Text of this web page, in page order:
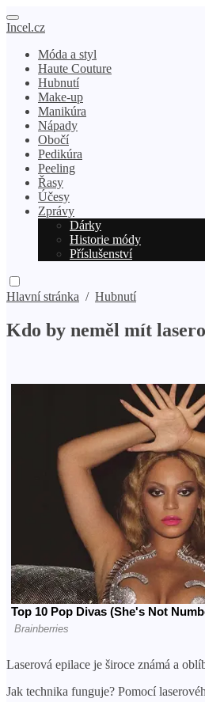
Incel.cz
Móda a styl
Haute Couture
Hubnutí
Make-up
Manikúra
Nápady
Obočí
Pedikúra
Peeling
Řasy
Účesy
Zprávy
Dárky
Historie módy
Příslušenství
Hlavní stránka / Hubnutí
Kdo by neměl mít
Laserová epilace je široce známá a
Jak technika funguje? Pomocí